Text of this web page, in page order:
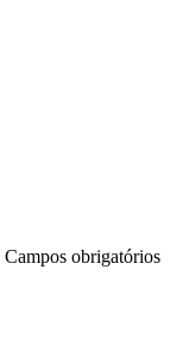
Campos obrigatórios